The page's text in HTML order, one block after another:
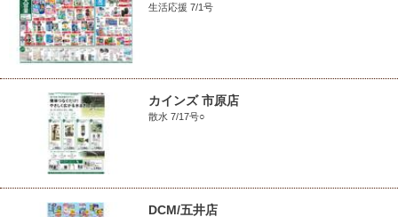
生活応援 7/1号
カインズ 市原店
散水 7/17号○
DCM/五井店